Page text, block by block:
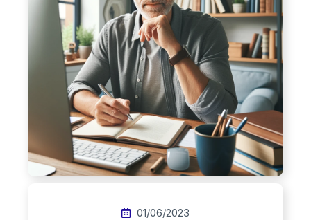
01/06/2023